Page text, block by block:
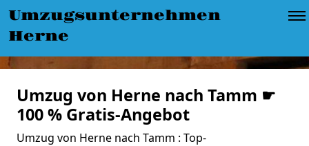
Umzugsunternehmen
Herne
Umzug von Herne nach Tamm ☛
100 % Gratis-Angebot
Umzug von Herne nach Tamm : Top-